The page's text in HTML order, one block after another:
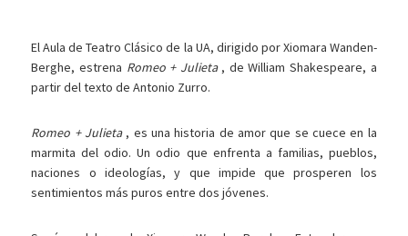
El Aula de Teatro Clásico de la UA, dirigido por Xiomara Wanden-
Berghe, estrena Romeo + Julieta , de William Shakespeare, a
partir del texto de Antonio Zurro.
Romeo + Julieta , es una historia de amor que se cuece en la
marmita del odio. Un odio que enfrenta a familias, pueblos,
naciones o ideologías, y que impide que prosperen los
sentimientos más puros entre dos jóvenes.